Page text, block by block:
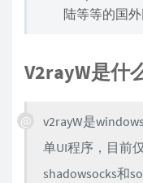
陆等等的国
V2rayW是什
v2rayW是
单UI程序，目前
shadowsocks和